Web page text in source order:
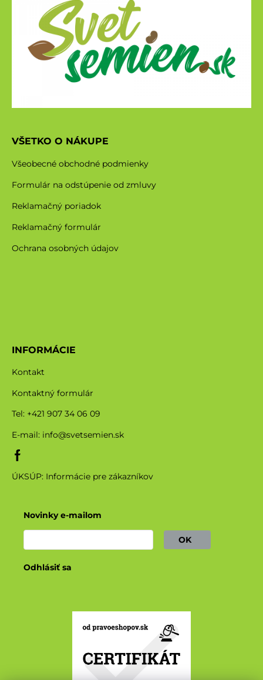
VŠETKO O NÁKUPE
Všeobecné obchodné podmienky
Formulár na odstúpenie od zmluvy
Reklamačný poriadok
Reklamačný formulár
Ochrana osobných údajov
INFORMÁCIE
Kontakt
Kontaktný formulár
Tel: +421 907 34 06 09
E-mail: info@svetsemien.sk
ÚKSÚP: Informácie pre zákazníkov
Novinky e-mailom
OK
Odhlásiť sa